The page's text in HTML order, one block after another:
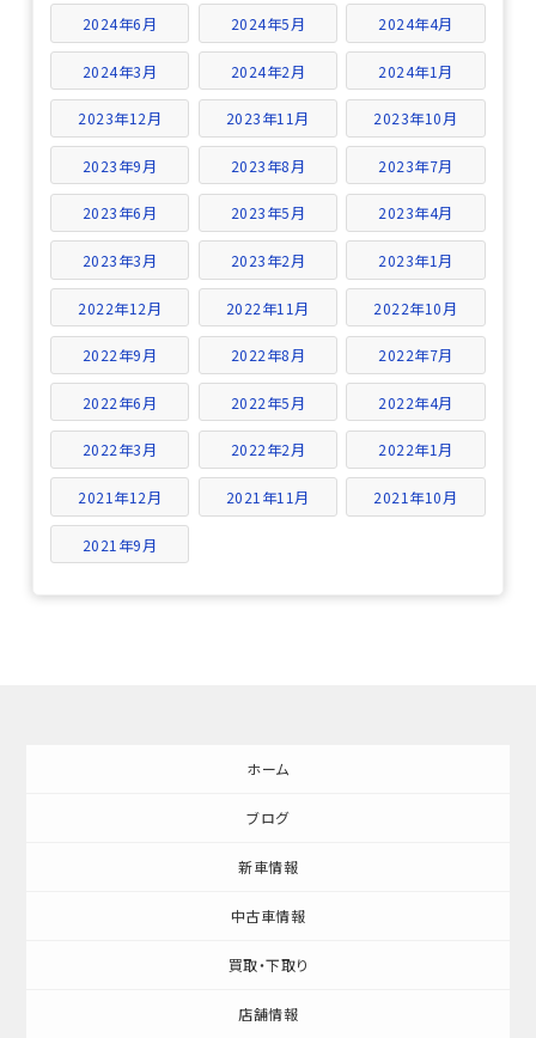
2024年6月 2024年5月 2024年4月
2024年3月 2024年2月 2024年1月
2023年12月 2023年11月 2023年10月
2023年9月 2023年8月 2023年7月
2023年6月 2023年5月 2023年4月
2023年3月 2023年2月 2023年1月
2022年12月 2022年11月 2022年10月
2022年9月 2022年8月 2022年7月
2022年6月 2022年5月 2022年4月
2022年3月 2022年2月 2022年1月
2021年12月 2021年11月 2021年10月
2021年9月
ホーム
ブログ
新車情報
中古車情報
買取・下取り
店舗情報